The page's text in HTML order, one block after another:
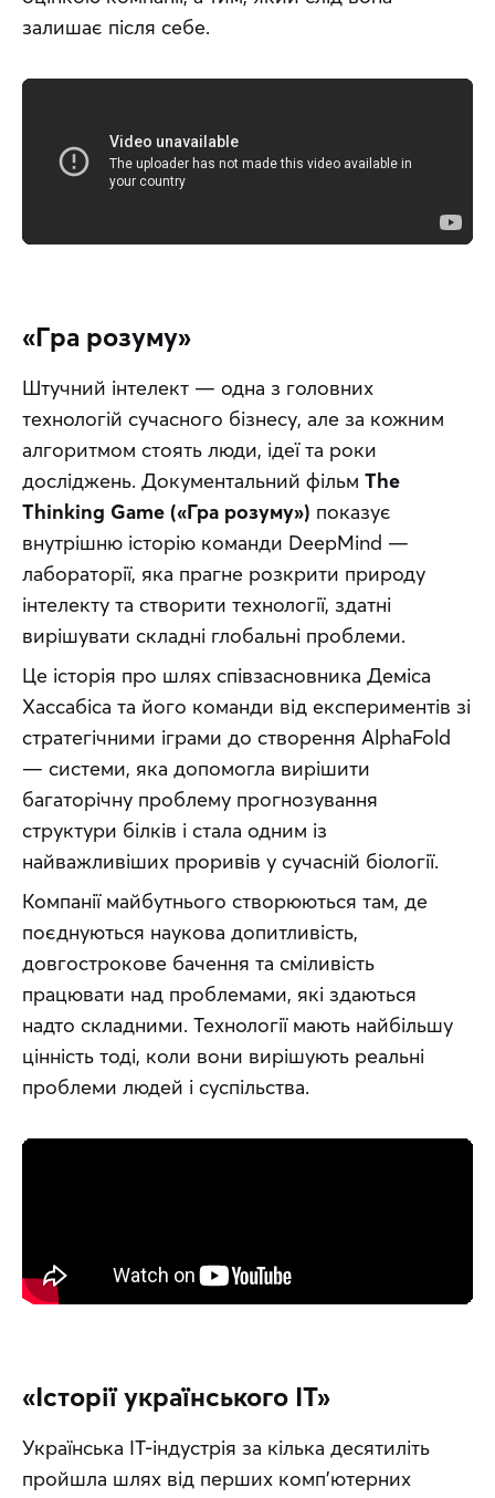
залишає після себе.
«Гра розуму»
Штучний інтелект — одна з головних
технологій сучасного бізнесу, але за кожним
алгоритмом стоять люди, ідеї та роки
досліджень. Документальний фільм The
Thinking Game («Гра розуму») показує
внутрішню історію команди DeepMind —
лабораторії, яка прагне розкрити природу
інтелекту та створити технології, здатні
вирішувати складні глобальні проблеми.
Це історія про шлях співзасновника Деміса
Хассабіса та його команди від експериментів зі
стратегічними іграми до створення AlphaFold
— системи, яка допомогла вирішити
багаторічну проблему прогнозування
структури білків і стала одним із
найважливіших проривів у сучасній біології.
Компанії майбутнього створюються там, де
поєднуються наукова допитливість,
довгострокове бачення та сміливість
працювати над проблемами, які здаються
надто складними. Технології мають найбільшу
цінність тоді, коли вони вирішують реальні
проблеми людей і суспільства.
«Історії українського IT»
Українська IT-індустрія за кілька десятиліть
пройшла шлях від перших комп’ютерних